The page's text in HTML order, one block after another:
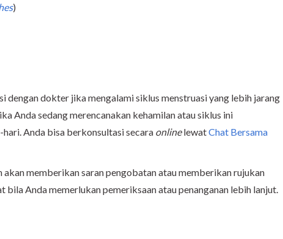
)
dengan dokter jika mengalami siklus menstruasi yang lebih jarang
Anda sedang merencanakan kehamilan atau siklus ini
Anda bisa berkonsultasi secara onlinelewatChat Bersama
akan memberikan saran pengobatan atau memberikan rujukan
bila Anda memerlukan pemeriksaan atau penanganan lebih lanjut.